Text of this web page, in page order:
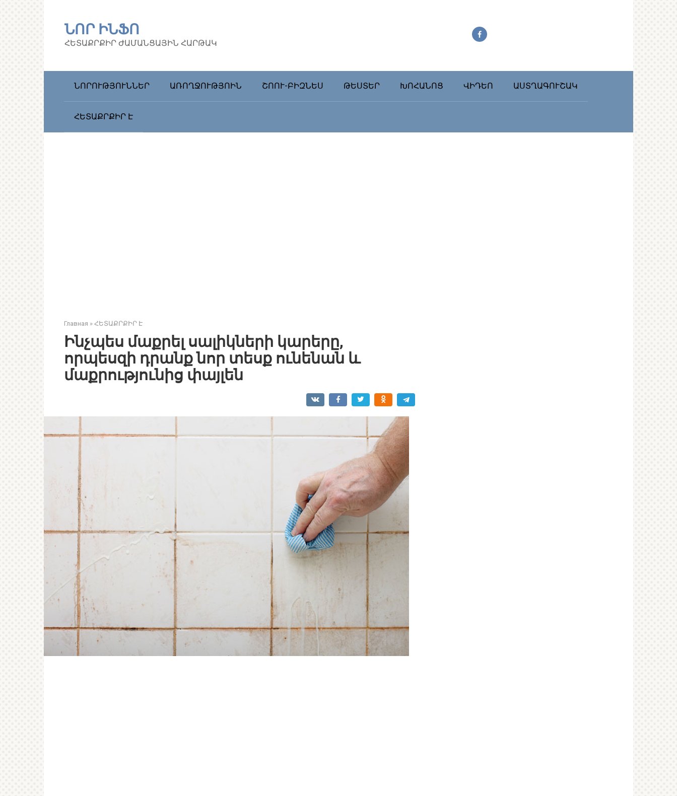
ՆՈՐ ԻՆՖՈ
ՀԵՏԱՔՐՔԻՐ ԺԱՄԱՆՑԱՅԻՆ ՀԱՐԹԱԿ
ՆՈՐՈՒԹՅՈՒՆՆԵՐ ԱՌՈՂՋՈՒԹՅՈԻՆ ՇՈՈՒ-ԲԻԶՆԵՍ ԹԵՍՏԵՐ ԽՈՀԱՆՈՑ ՎԻԴԵՈ ԱՍՏՂԱԳՈՒՇԱԿ
ՀԵՏԱՔՐՔԻՐ Է
Главная » ՀԵՏԱՔՐՔԻՐ Է
Ինչպես մաքրել սալիկների կարերը,
որպեսզի դրանք նոր տեսք ունենան և
մաքրությունից փայլեն